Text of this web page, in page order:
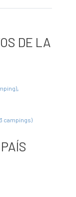
DE LA
campings)